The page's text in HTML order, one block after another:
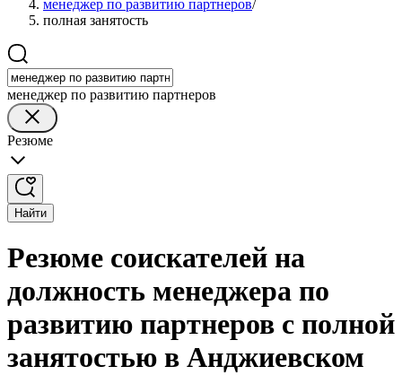
менеджер по развитию партнеров/
полная занятость
менеджер по развитию партнеров
Резюме
Найти
Резюме соискателей на
должность менеджера по
развитию партнеров с полной
занятостью в Анджиевском